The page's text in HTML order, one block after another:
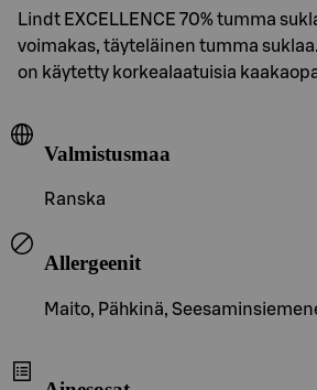
Lindt EXCELLENCE 70% tumma
voimakas, täyteläinen tumma
on käytetty korkealaatuisia
Valmistusmaa
Ranska
Allergeenit
Maito, Pähkinä,